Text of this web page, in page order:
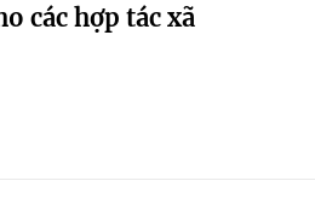
các hợp tác xã